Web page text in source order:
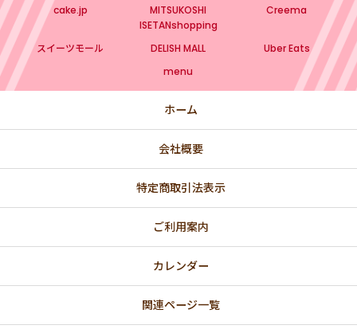
cake.jp
MITSUKOSHI
ISETANshopping
Creema
スイーツモール DELISH MALL
Uber Eats
menu
ホーム
会社概要
特定商取引法表示
ご利用案内
カレンダー
関連ページ一覧